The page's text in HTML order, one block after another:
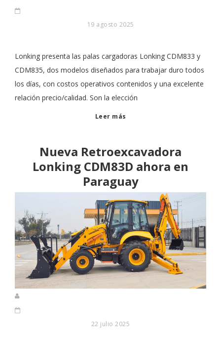
19 agosto 2025
Lonking presenta las palas cargadoras Lonking CDM833 y
CDM835, dos modelos diseñados para trabajar duro todos
los días, con costos operativos contenidos y una excelente
relación precio/calidad. Son la elección
Leer más
Nueva Retroexcavadora
Lonking CDM83D ahora en
Paraguay
22 julio 2025